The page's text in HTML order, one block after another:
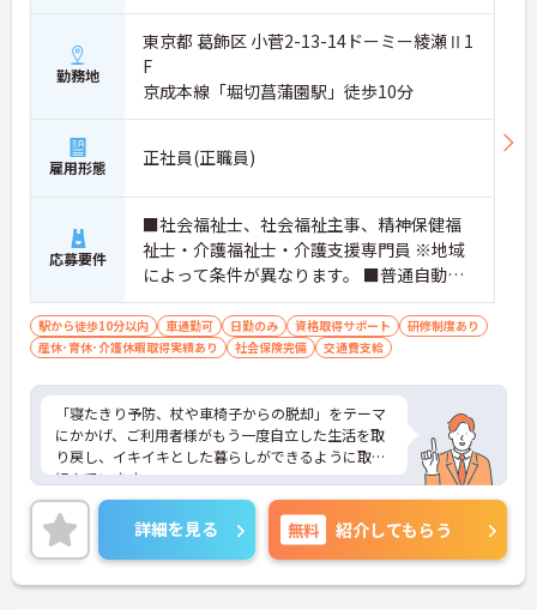
勤務地
東京都 葛飾区 小菅2-13-14ドーミー綾瀬Ⅱ1
F
京成本線「堀切菖蒲園駅」徒歩10分
雇用形態 正社員(正職員)
応募要件
■社会福祉士、社会福祉主事、精神保健福
祉士・介護福祉士・介護支援専門員 ※地域
によって条件が異なります。 ■普通自動車
免許（AT限定可） ※未経験可、ブランク可
駅から徒歩10分以内 車通勤可 日勤のみ 資格取得サポート
研修制度あり
産休･育休･介護休暇取得実績あり
社会保険完備 交通費支給
「寝たきり予防、杖や車椅子からの脱却」をテーマ
にかかげ、ご利用者様がもう一度自立した生活を取
り戻し、イキイキとした暮らしができるように取り
組んでいます。
整骨院からスタートした法人で、現在も店舗を増や
し続けている安定感のある母体です。事業拡大傾向
にあるため、頑張り次第ではキャリアアップも見込
めるます。複数の店舗を経営しているノウハウを生
かした研修制度も自身の成長に繋がります。自立支
詳細を見る 無料 紹介してもらう